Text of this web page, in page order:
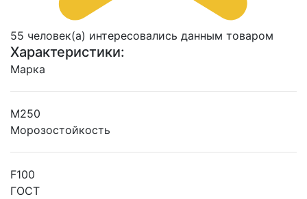
55 человек(а) интересовались данным товаром
Характеристики:
Марка
М250
Морозостойкость
F100
ГОСТ